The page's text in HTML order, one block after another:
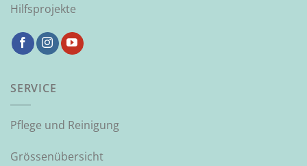
Hilfsprojekte
SERVICE
Pflege und Reinigung
Grössenübersicht